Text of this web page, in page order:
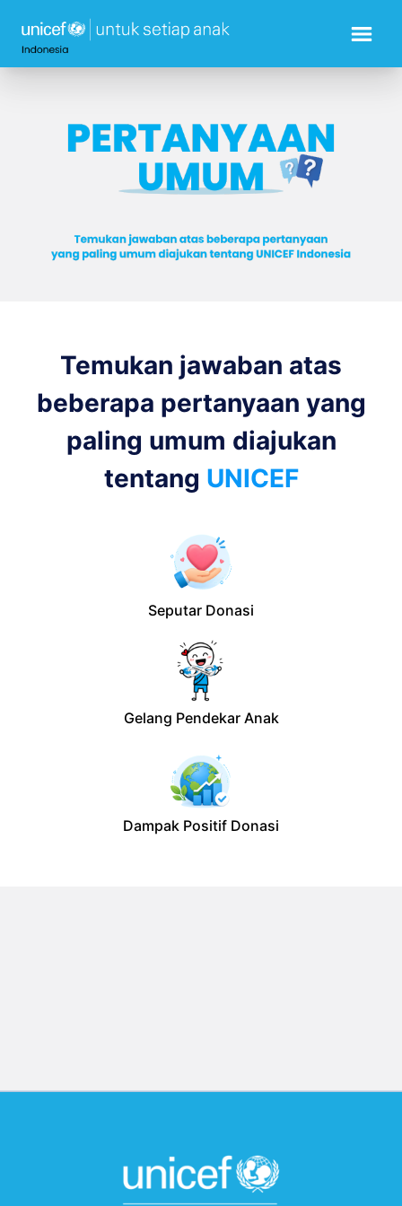
Temukan jawaban atas
beberapa pertanyaan yang
paling umum diajukan
tentang UNICEF
Seputar Donasi
Gelang Pendekar Anak
Dampak Positif Donasi